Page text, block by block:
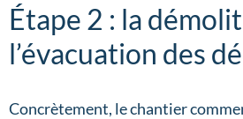
Étape 2 : la
l’évacuation des
Concrètement, le chantier